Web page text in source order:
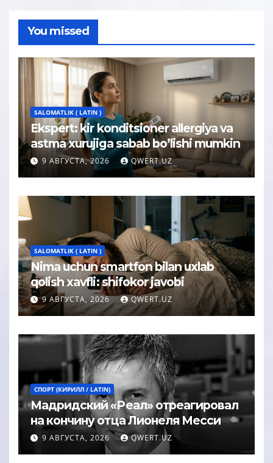
You missed
SALOMATLIK ( LATIN )
Ekspert: kir konditsioner allergiya va
astma xurujiga sabab bo’lishi mumkin
9 АВГУСТА, 2026 QWERT.UZ
SALOMATLIK ( LATIN )
Nima uchun smartfon bilan uxlab
qolish xavfli: shifokor javobi
9 АВГУСТА, 2026 QWERT.UZ
СПОРТ (КИРИЛЛ / LATIN)
Мадридский «Реал» отреагировал
на кончину отца Лионеля Месси
9 АВГУСТА, 2026 QWERT.UZ